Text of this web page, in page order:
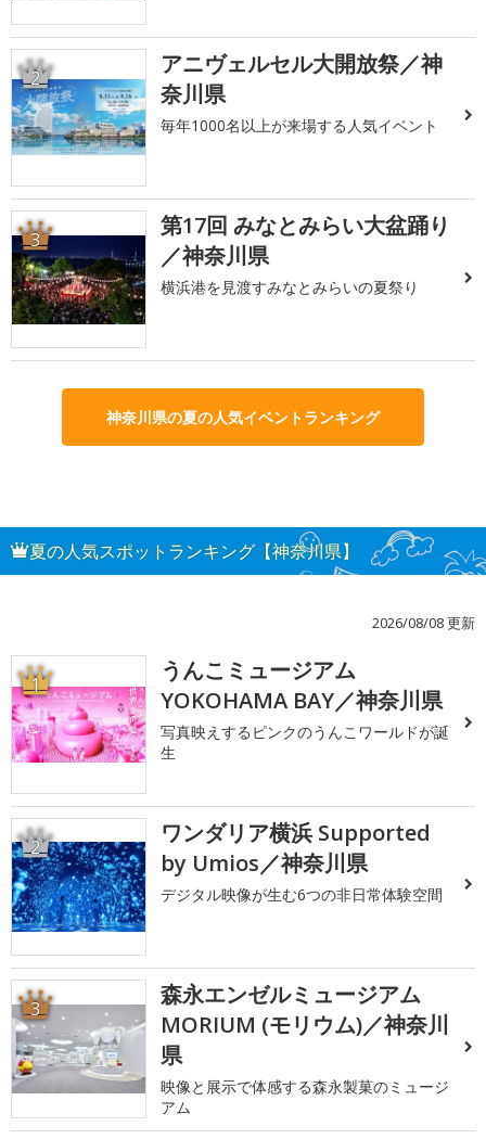
2
アニヴェルセル大開放祭／神
奈川県
毎年1000名以上が来場する人気イベント
3
第17回 みなとみらい大盆踊り
／神奈川県
横浜港を見渡すみなとみらいの夏祭り
神奈川県の夏の人気イベントランキング
夏の人気スポットランキング【神奈川県】
2026/08/08 更新
1
うんこミュージアム
YOKOHAMA BAY／神奈川県
写真映えするピンクのうんこワールドが誕
生
2
ワンダリア横浜 Supported
by Umios／神奈川県
デジタル映像が生む6つの非日常体験空間
3
森永エンゼルミュージアム
MORIUM (モリウム)／神奈川
県
映像と展示で体感する森永製菓のミュージ
アム